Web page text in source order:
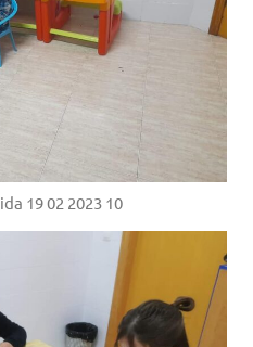
19 02 2023 10